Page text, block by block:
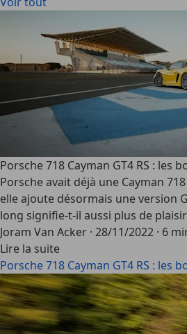
Porsche 718 Cayman GT4 RS : les
Porsche avait déjà une Cayman
elle ajoute désormais une version
long signifie-t-il aussi plus de
Joram Van Acker · 28/11/2022 · 6
Lire la suite
Porsche 718 Cayman GT4 RS : les